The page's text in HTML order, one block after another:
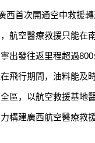
首次開通空中救援轉
航空醫療救援只能在
出發往返里程超過
飛行期間，油料能及
區，以航空救援基地
構建廣西航空醫療救